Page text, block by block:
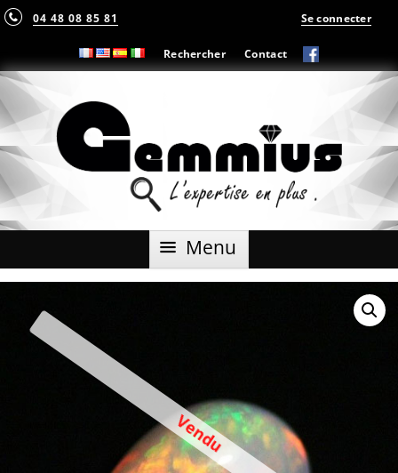
04 48 08 85 81
Rechercher Contact
Se connecter
Menu Aller
Vendu